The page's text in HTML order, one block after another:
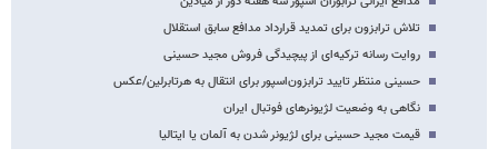
تلاش ترابزون برای تمدید قرارداد مدافع سابق استقلال
روایت رسانه ترکیه‌ای از پیچیدگی فروش مجید حسینی
حسینی منتظر تایید ترابزون‌اسپور برای انتقال به هرتابرلین/عکس
نگاهی به وضعیت لژیونرهای فوتبال ایران
قیمت مجید حسینی برای لژیونر شدن به آلمان یا ایتالیا